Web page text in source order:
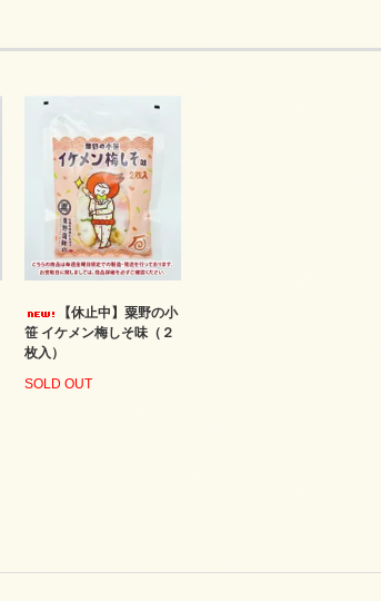
【休止中】粟野の小
笹 イケメン梅しそ味（２
枚入）
SOLD OUT